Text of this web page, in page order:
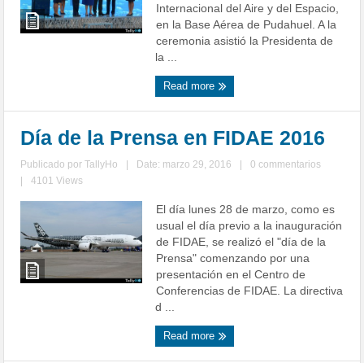
Internacional del Aire y del Espacio,
en la Base Aérea de Pudahuel. A la
ceremonia asistió la Presidenta de
la ...
Read more
Día de la Prensa en FIDAE 2016
Publicado porTallyHo Date: marzo 29, 2016
0 commentarios
4101 Views
El día lunes 28 de marzo, como es
usual el día previo a la inauguración
de FIDAE, se realizó el "día de la
Prensa" comenzando por una
presentación en el Centro de
Conferencias de FIDAE. La directiva
d ...
Read more